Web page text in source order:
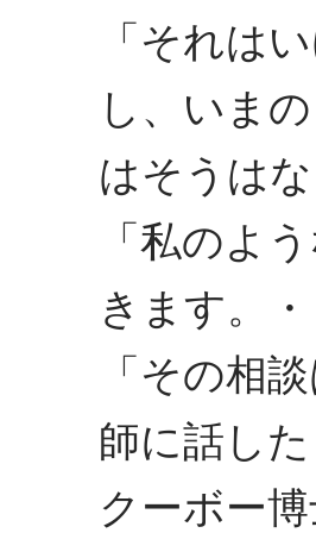
「それは
し、いま
はそうは
「私のよ
きます。
「その相
師に話し
クーボー